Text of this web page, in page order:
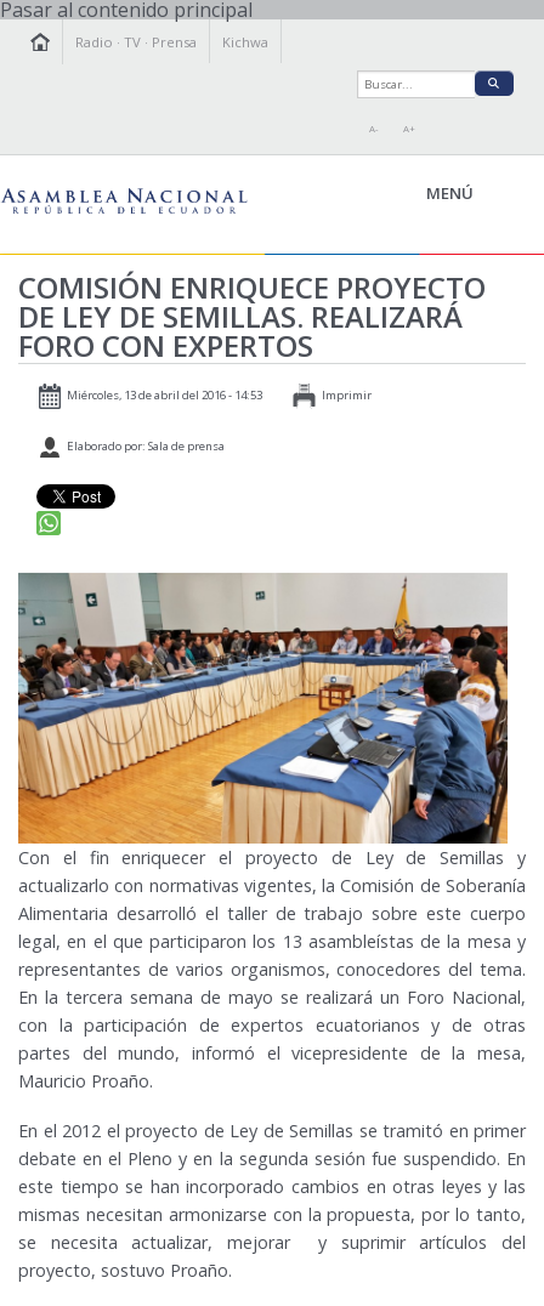
Pasar al contenido principal
Radio ·TV · Prensa Kichwa
A- A+
MENÚ
LA ASAMBLEA
LEGISLAMOS
FISCALIZAMOS
PRENSA
PARTICIPACIÓN
RELACIONES INTERNACIONALES
AGENDA
COMISIÓN ENRIQUECE PROYECTO
DE LEY DE SEMILLAS. REALIZARÁ
FORO CON EXPERTOS
Miércoles, 13 de abril del 2016 - 14:53 Imprimir
Elaborado por: Sala de prensa
Con el fin enriquecer el proyecto de Ley de Semillas y
actualizarlo con normativas vigentes, la Comisión de Soberanía
Alimentaria desarrolló el taller de trabajo sobre este cuerpo
legal, en el que participaron los 13 asambleístas de la mesa y
representantes de varios organismos, conocedores del tema.
En la tercera semana de mayo se realizará un Foro Nacional,
con la participación de expertos ecuatorianos y de otras
partes del mundo, informó el vicepresidente de la mesa,
Mauricio Proaño.
En el 2012 el proyecto de Ley de Semillas se tramitó en primer
debate en el Pleno y en la segunda sesión fue suspendido. En
este tiempo se han incorporado cambios en otras leyes y las
mismas necesitan armonizarse con la propuesta, por lo tanto,
se necesita actualizar, mejorar y suprimir artículos del
proyecto, sostuvo Proaño.